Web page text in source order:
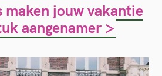
maken jouw vakantie
aangenamer >